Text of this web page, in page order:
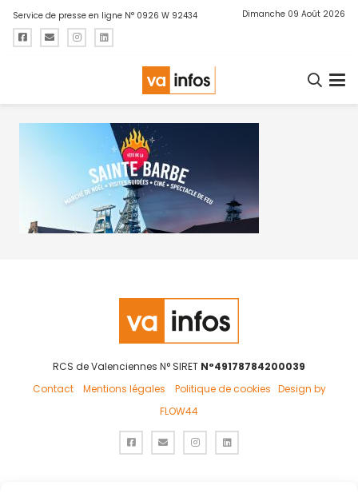
Service de presse en ligne N° 0926 W 92434 Dimanche 09 Août 2026
RCS de Valenciennes N° SIRET N°49178784200039
Contact
Mentions légales Politique de cookies Design by
FLOW44